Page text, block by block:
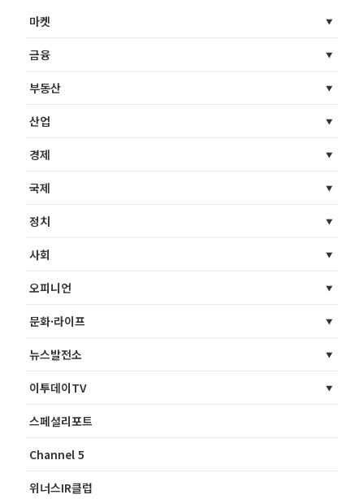
마켓
금융
부동산
산업
경제
국제
정치
사회
오피니언
문화·라이프
뉴스발전소
이투데이TV
스페셜리포트
Channel 5
위너스IR클럽